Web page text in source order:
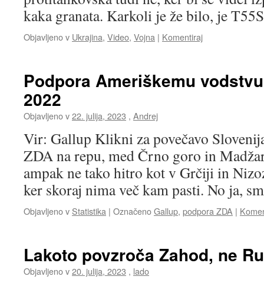
kaka granata. Karkoli je že bilo, je
Objavljeno v Ukrajina, Video, Vojna | Komentiraj
Podpora Ameriškemu
2022
Objavljeno v22. julija, 2023 , Andrej
Vir: Gallup Klikni za povečavo
ZDA na repu, med Črno goro in
ampak ne tako hitro kot v Grčiji in
ker skoraj nima več kam pasti. No ja,
Objavljeno v Statistika | OznačenoGallup, podpora ZDA |
Lakoto povzroča Zahod, ne
Objavljeno v20. julija, 2023 , lado